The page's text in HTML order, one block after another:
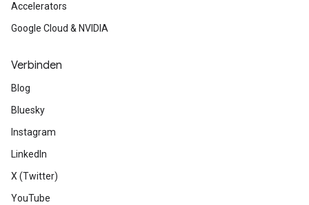
Accelerators
Google Cloud & NVIDIA
Verbinden
Blog
Bluesky
Instagram
LinkedIn
X (Twitter)
YouTube